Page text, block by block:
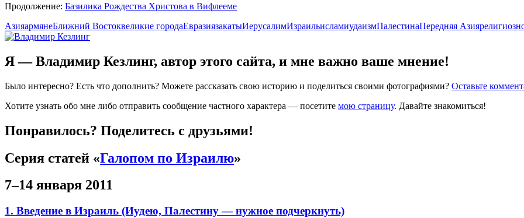
Продолжение: Базилика Рождества Христова в Вифлееме
АзияармянеБлижний Востоквеликие городаЕвразиязакатыИерусалимИзраильисламиудаизмПалестинаПередняя Азия
Я — Владимир Кезлинг, автор этого сайта, и мне важно ваше мнение!
Было интересно? Есть что дополнить? Можете рассказать свою историю и поделиться своими фотографиями? Оставьте
Хотите узнать обо мне либо отправить сообщение частного характера — посетите мою страницу. Давайте знакомиться!
Понравилось? Поделитесь с друзьями!
Серия статей «Галопом по Израилю»
7–14 января 2011
1. Введение в Израиль (Иудею, Палестину — нужное подчеркнуть)